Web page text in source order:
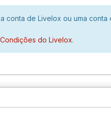
conta de Livelox ou uma conta
do Livelox.